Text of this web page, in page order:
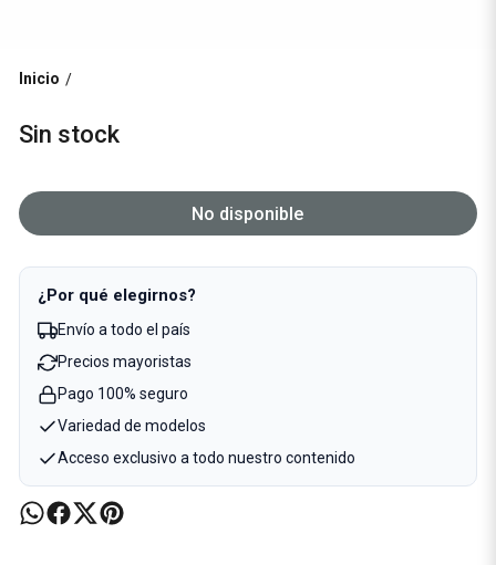
Inicio /
Sin stock
No disponible
¿Por qué elegirnos?
Envío a todo el país
Precios mayoristas
Pago 100% seguro
Variedad de modelos
Acceso exclusivo a todo nuestro contenido